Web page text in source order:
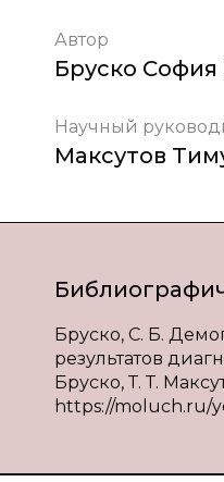
Автор
Бруско
Научный
Максутов
Бруско, С. Б.
результатов
Бруско, Т. Т.
https://moluch.ru/